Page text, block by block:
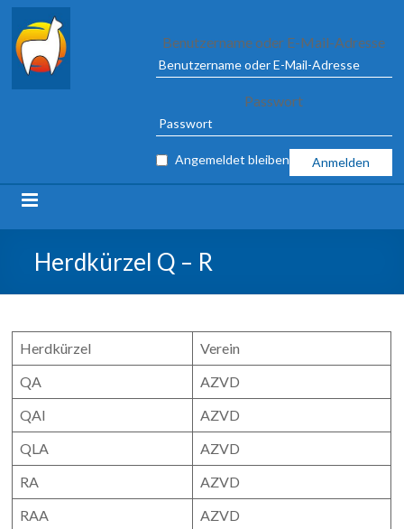
Alpaca
Association
TO
09
MARCH
2025
ILSHOFEN
Benutzername oder E-Mail-Adresse
Passwort
Angemeldet bleiben
Herdkürzel Q – R
Herdkürzel
Verein
QA
AZVD
QAI
AZVD
QLA
AZVD
RA
AZVD
RAA
AZVD